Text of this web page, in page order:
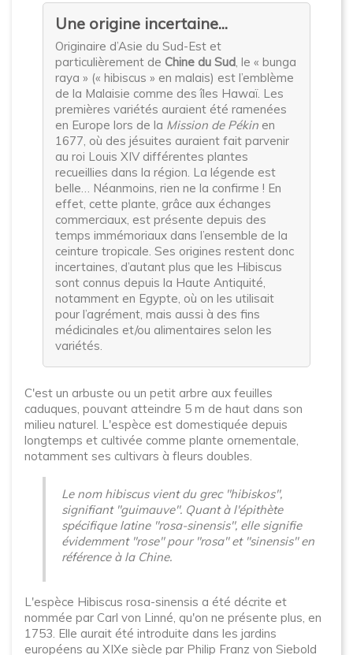
Une origine incertaine...
Originaire d’Asie du Sud-Est et
particulièrement de Chine du Sud, le « bunga
raya » (« hibiscus » en malais) est l’emblème
de la Malaisie comme des îles Hawaï. Les
premières variétés auraient été ramenées
en Europe lors de la Mission de Pékin en
1677, où des jésuites auraient fait parvenir
au roi Louis XIV différentes plantes
recueillies dans la région. La légende est
belle… Néanmoins, rien ne la confirme ! En
effet, cette plante, grâce aux échanges
commerciaux, est présente depuis des
temps immémoriaux dans l’ensemble de la
ceinture tropicale. Ses origines restent donc
incertaines, d’autant plus que les Hibiscus
sont connus depuis la Haute Antiquité,
notamment en Egypte, où on les utilisait
pour l’agrément, mais aussi à des fins
médicinales et/ou alimentaires selon les
variétés.
C'est un arbuste ou un petit arbre aux feuilles
caduques, pouvant atteindre 5 m de haut dans son
milieu naturel. L'espèce est domestiquée depuis
longtemps et cultivée comme plante ornementale,
notamment ses cultivars à fleurs doubles.
Le nom hibiscus vient du grec "hibiskos",
signifiant "guimauve". Quant à l'épithète
spécifique latine "rosa-sinensis", elle signifie
évidemment "rose" pour "rosa" et "sinensis" en
référence à la Chine.
L'espèce Hibiscus rosa-sinensis a été décrite et
nommée par Carl von Linné, qu'on ne présente plus, en
1753. Elle aurait été introduite dans les jardins
européens au XIXe siècle par Philip Franz von Siebold